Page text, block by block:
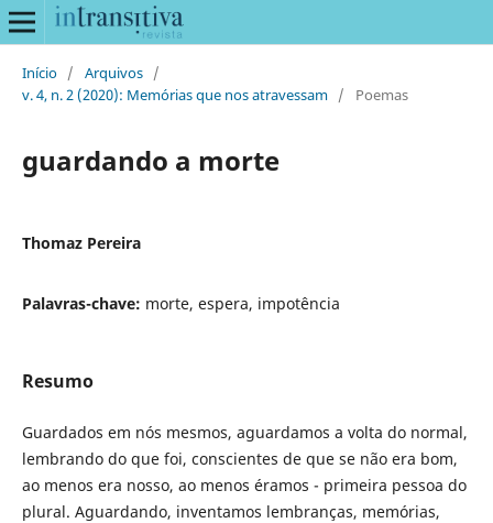
Início / Arquivos /
v. 4, n. 2 (2020): Memórias que nos atravessam / Poemas
guardando a morte
Thomaz Pereira
Palavras-chave: morte, espera, impotência
Resumo
Guardados em nós mesmos, aguardamos a volta do normal,
lembrando do que foi, conscientes de que se não era bom,
ao menos era nosso, ao menos éramos - primeira pessoa do
plural. Aguardando, inventamos lembranças, memórias,